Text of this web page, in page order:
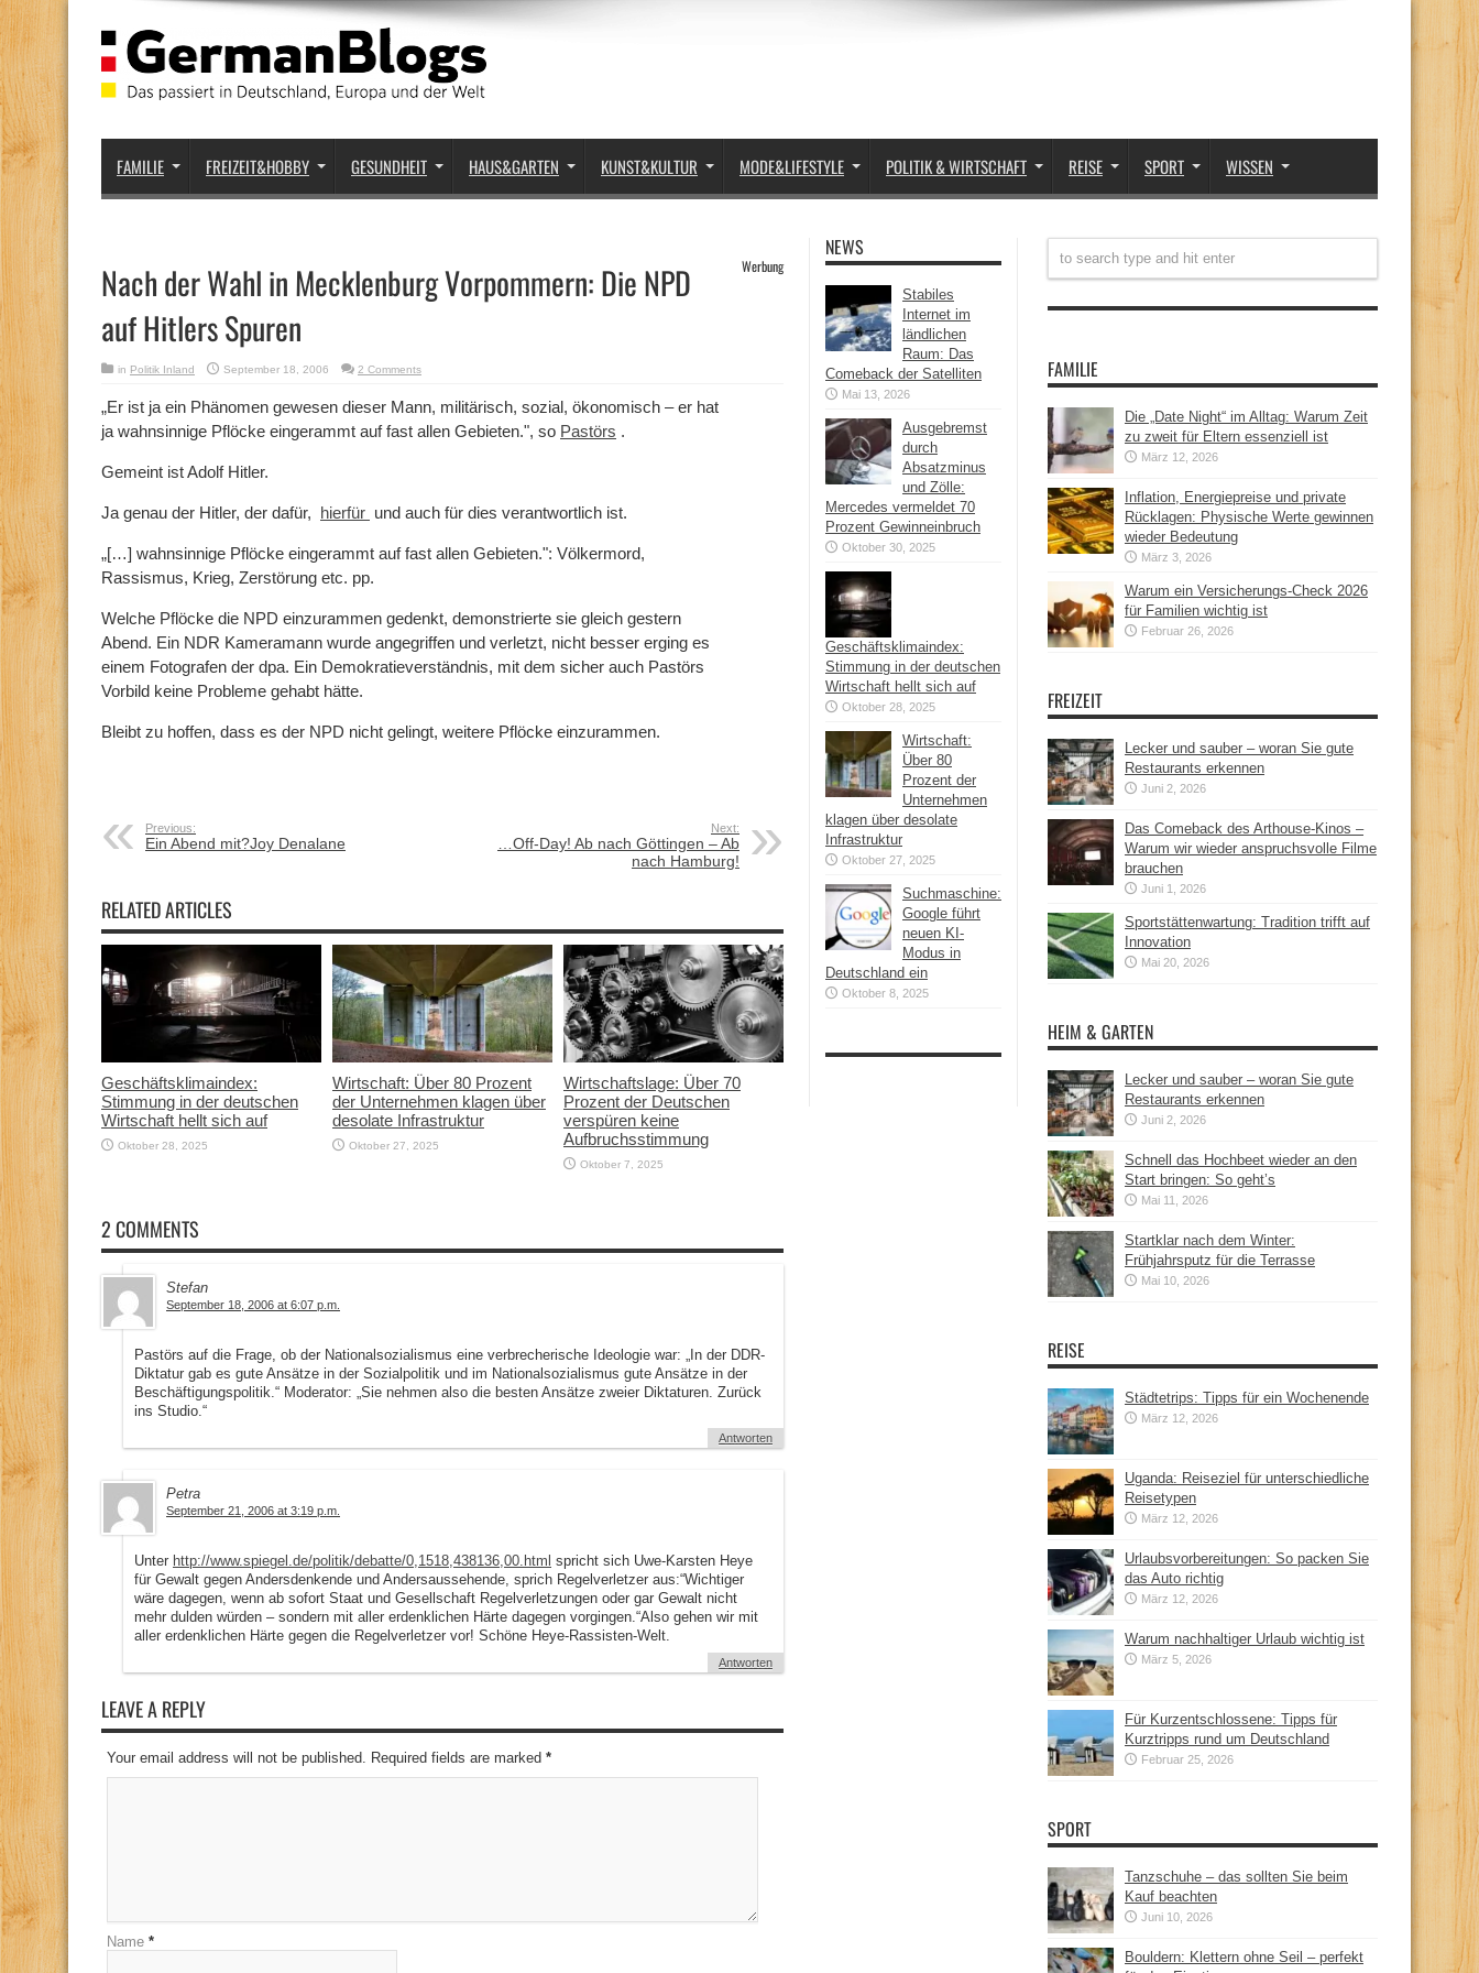
FAMILIE FREIZEIT&HOBBY GESUNDHEIT HAUS&GARTEN KUNST&KULTUR MODE&LIFESTYLE POLITIK & WIRTSCHAFT REISE SPORT WISSEN
Nach der Wahl in Mecklenburg Vorpommern: Die NPD
auf Hitlers Spuren
Werbung
in Politik Inland September 18, 2006 2 Comments
„Er ist ja ein Phänomen gewesen dieser Mann, militärisch, sozial, ökonomisch – er hat
ja wahnsinnige Pflöcke eingerammt auf fast allen Gebieten.", so Pastörs .
Gemeint ist Adolf Hitler.
Ja genau der Hitler, der dafür, hierfür und auch für dies verantwortlich ist.
„[…] wahnsinnige Pflöcke eingerammt auf fast allen Gebieten.": Völkermord,
Rassismus, Krieg, Zerstörung etc. pp.
Welche Pflöcke die NPD einzurammen gedenkt, demonstrierte sie gleich gestern
Abend. Ein NDR Kameramann wurde angegriffen und verletzt, nicht besser erging es
einem Fotografen der dpa. Ein Demokratieverständnis, mit dem sicher auch Pastörs
Vorbild keine Probleme gehabt hätte.
Bleibt zu hoffen, dass es der NPD nicht gelingt, weitere Pflöcke einzurammen.
Previous:
Ein Abend mit?Joy Denalane
Next:
…Off-Day! Ab nach Göttingen – Ab
nach Hamburg!
RELATED ARTICLES
Geschäftsklimaindex:
Stimmung in der deutschen
Wirtschaft hellt sich auf
Oktober 28, 2025
Wirtschaft: Über 80 Prozent
der Unternehmen klagen über
desolate Infrastruktur
Oktober 27, 2025
Wirtschaftslage: Über 70
Prozent der Deutschen
verspüren keine
Aufbruchsstimmung
Oktober 7, 2025
2 COMMENTS
Stefan
September 18, 2006 at 6:07 p.m.
Pastörs auf die Frage, ob der Nationalsozialismus eine verbrecherische Ideologie war: „In der DDR-
Diktatur gab es gute Ansätze in der Sozialpolitik und im Nationalsozialismus gute Ansätze in der
Beschäftigungspolitik.“ Moderator: „Sie nehmen also die besten Ansätze zweier Diktaturen. Zurück
ins Studio.“
Antworten
Petra
September 21, 2006 at 3:19 p.m.
Unter http://www.spiegel.de/politik/debatte/0,1518,438136,00.html spricht sich Uwe-Karsten Heye
für Gewalt gegen Andersdenkende und Andersaussehende, sprich Regelverletzer aus:“Wichtiger
wäre dagegen, wenn ab sofort Staat und Gesellschaft Regelverletzungen oder gar Gewalt nicht
mehr dulden würden – sondern mit aller erdenklichen Härte dagegen vorgingen.“Also gehen wir mit
aller erdenklichen Härte gegen die Regelverletzer vor! Schöne Heye-Rassisten-Welt.
Antworten
LEAVE A REPLY
Your email address will not be published. Required fields are marked *
Name *
NEWS
Stabiles
Internet im
ländlichen
Raum: Das
Comeback der Satelliten
Mai 13, 2026
Ausgebremst
durch
Absatzminus
und Zölle:
Mercedes vermeldet 70
Prozent Gewinneinbruch
Oktober 30, 2025
Geschäftsklimaindex:
Stimmung in der deutschen
Wirtschaft hellt sich auf
Oktober 28, 2025
Wirtschaft:
Über 80
Prozent der
Unternehmen
klagen über desolate
Infrastruktur
Oktober 27, 2025
Suchmaschine:
Google führt
neuen KI-
Modus in
Deutschland ein
Oktober 8, 2025
FAMILIE
Die „Date Night“ im Alltag: Warum Zeit
zu zweit für Eltern essenziell ist
März 12, 2026
Inflation, Energiepreise und private
Rücklagen: Physische Werte gewinnen
wieder Bedeutung
März 3, 2026
Warum ein Versicherungs-Check 2026
für Familien wichtig ist
Februar 26, 2026
FREIZEIT
Lecker und sauber – woran Sie gute
Restaurants erkennen
Juni 2, 2026
Das Comeback des Arthouse-Kinos –
Warum wir wieder anspruchsvolle Filme
brauchen
Juni 1, 2026
Sportstättenwartung: Tradition trifft auf
Innovation
Mai 20, 2026
HEIM & GARTEN
Lecker und sauber – woran Sie gute
Restaurants erkennen
Juni 2, 2026
Schnell das Hochbeet wieder an den
Start bringen: So geht’s
Mai 11, 2026
Startklar nach dem Winter:
Frühjahrsputz für die Terrasse
Mai 10, 2026
REISE
Städtetrips: Tipps für ein Wochenende
März 12, 2026
Uganda: Reiseziel für unterschiedliche
Reisetypen
März 12, 2026
Urlaubsvorbereitungen: So packen Sie
das Auto richtig
März 12, 2026
Warum nachhaltiger Urlaub wichtig ist
März 5, 2026
Für Kurzentschlossene: Tipps für
Kurztripps rund um Deutschland
Februar 25, 2026
SPORT
Tanzschuhe – das sollten Sie beim
Kauf beachten
Juni 10, 2026
Bouldern: Klettern ohne Seil – perfekt